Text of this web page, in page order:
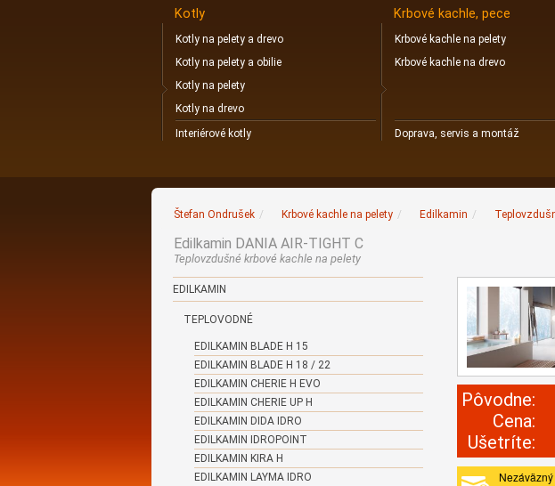
Kotly
Kotly na pelety a drevo
Kotly na pelety a obilie
Kotly na pelety
Kotly na drevo
Interiérové kotly
Krbové kachle, pece
Krbové kachle na pelety
Krbové kachle na drevo
Doprava, servis a montáž
Edilkamin DANIA AIR-TIGHT C
Teplovzdušné krbové kachle na pelety
EDILKAMIN
TEPLOVODNÉ
EDILKAMIN BLADE H 15
EDILKAMIN BLADE H 18 / 22
EDILKAMIN CHERIE H EVO
EDILKAMIN CHERIE UP H
EDILKAMIN DIDA IDRO
EDILKAMIN IDROPOINT
EDILKAMIN KIRA H
EDILKAMIN LAYMA IDRO
Štefan Ondrušek / Krbové kachle na pelety / Edilkamin /
Pôvodne:
Cena:
Ušetríte: